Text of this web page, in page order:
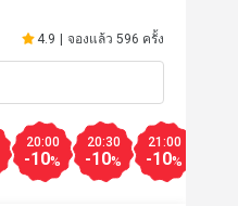
4.9 | จองแล้ว 596 ครั้ง
20:00
-10%
20:30
-10%
21:00
-10%